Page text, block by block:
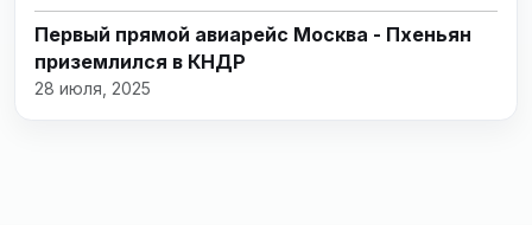
Первый прямой авиарейс Москва - Пхеньян
приземлился в КНДР
28 июля, 2025